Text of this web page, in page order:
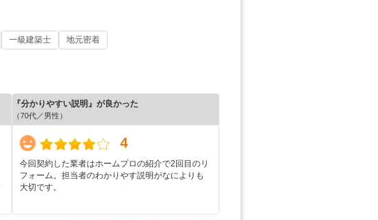
一級建築士 地元密着
『分かりやすい説明』が良かった
（70代／男性）
4
今回契約した業者はホームプロの紹介で2回目のリ
フォーム。担当者のわかりやす説明がなによりも
大切です。